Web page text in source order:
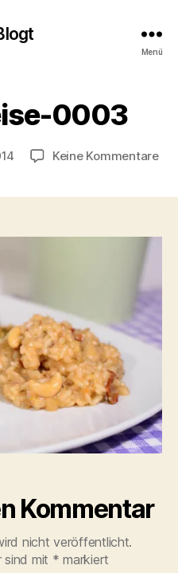
Menü
0003
Keine Kommentarezu
Kommentar
nicht veröffentlicht.
sind mit * markiert